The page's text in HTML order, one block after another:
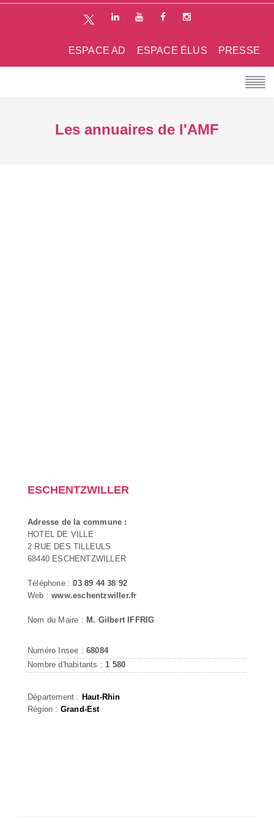
PRESSE
ESPACE ÉLUS
ESPACE AD
Les annuaires de l'AMF
ESCHENTZWILLER
Adresse de la commune :
HOTEL DE VILLE
2 RUE DES TILLEULS
68440 ESCHENTZWILLER
Téléphone :03 89 44 38 92
Web :www.eschentzwiller.fr
Nom du Maire : M. Gilbert IFFRIG
Numéro Insee : 68084
Nombre d'habitants : 1 580
Département : Haut-Rhin
Région : Grand-Est